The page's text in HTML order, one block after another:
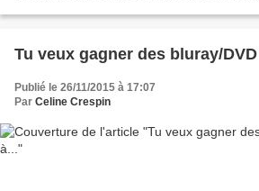
Tu veux gagner des bluray/
Publié le 26/11/2015 à 17:07
Par Celine Crespin